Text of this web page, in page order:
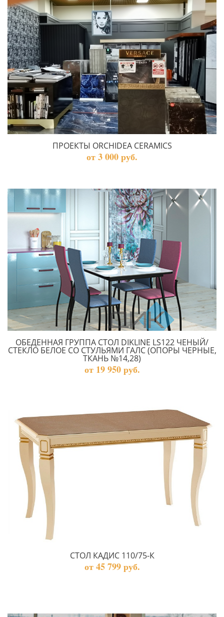
ПРОЕКТЫ ORCHIDEA CERAMICS
от 3 000 руб.
ОБЕДЕННАЯ ГРУППА СТОЛ DIKLINE LS122 ЧЕНЫЙ/
СТЕКЛО БЕЛОЕ СО СТУЛЬЯМИ ГАЛС (ОПОРЫ ЧЕРНЫЕ,
ТКАНЬ №14,28)
от 19 950 руб.
СТОЛ КАДИС 110/75-К
от 45 799 руб.